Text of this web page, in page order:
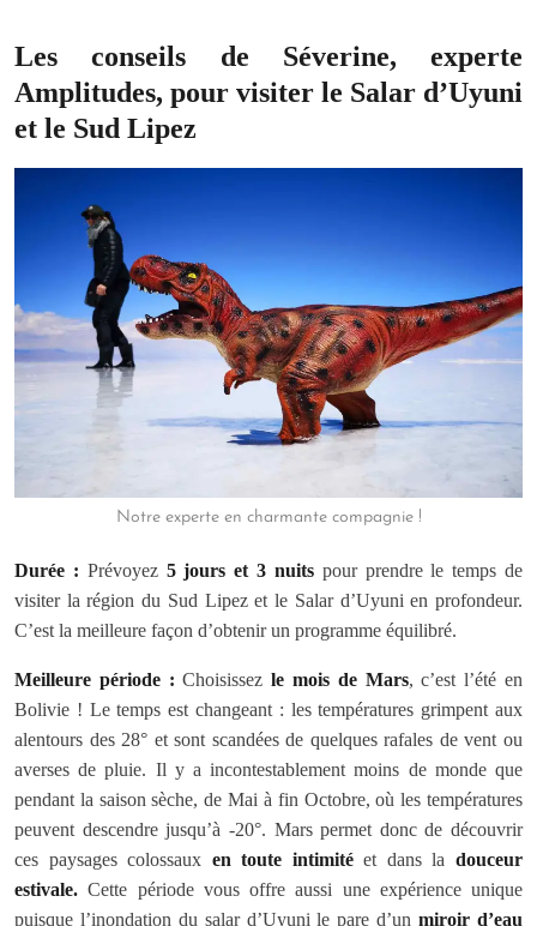
Les conseils de Séverine, experte
Amplitudes, pour visiter le Salar d’Uyuni
et le Sud Lipez
Notre experte en charmante compagnie !
Durée : Prévoyez 5 jours et 3 nuitspour prendre le temps de
visiter la région du Sud Lipez et le Salar d’Uyuni en profondeur.
C’est la meilleure façon d’obtenir un programme équilibré.
Meilleure période : Choisissezle mois de Mars, c’est l’été en
Bolivie ! Le temps est changeant : les températures grimpent aux
alentours des 28° et sont scandées de quelques rafales de vent ou
averses de pluie. Il y a incontestablement moins de monde que
pendant la saison sèche, de Mai à fin Octobre, où les températures
peuvent descendre jusqu’à -20°. Mars permet donc de découvrir
ces paysages colossaux en toute intimitéet dans ladouceur
estivale. Cette période vous offre aussi une expérience unique
puisque l’inondation du salar d’Uyuni le pare d’unmiroir d’eau